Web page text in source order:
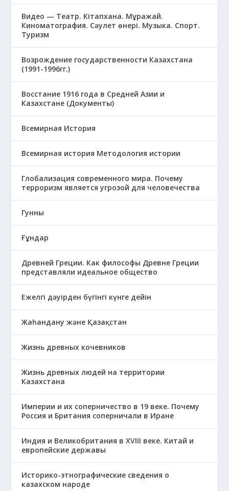
Видео — Театр. Кітапхана. Мұражай.
Киноматография. Сәулет өнері. Музыка. Спорт.
Туризм
Возрождение государственности Казахстана
(1991-1996гг.)
Восстание 1916 года в Средней Азии и
Казахстане (Документы)
Всемирная История
Всемирная история Методология истории
Глобализация современного мира. Почему
терроризм является угрозой для человечества
Гунны
Ғұндар
Древней Греции. Как философы Древне Греции
представляли идеальное общество
Ежелгі дәуірден бүгінгі күнге дейін
Жаһандану және Қазақстан
Жизнь древных кочевников
Жизнь древных людей на территории
Казахстана
Империи и их соперничество в 19 веке. Почему
Россия и Британия соперничали в Иране
Индия и Великобритания в XVIII веке. Китай и
европейские державы
Историко-этнографические сведения о
казахском народе